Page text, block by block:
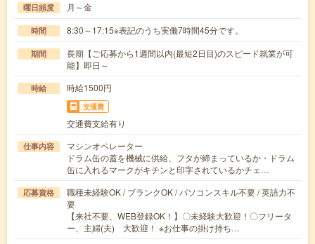
曜日頻度 月～金
時間 8:30～17:15※表記のうち実働7時間45分です。
期間
長期【ご応募から1週間以内(最短2日目)のスピード就業が可
能】即日～
時給 時給1500円
交通費
交通費支給有り
仕事内容
マシンオペレーター
ドラム缶の蓋を機械に供給、フタが締まっているか・ドラム
缶に入れるマークがキチンと印字されているかチェ…
応募資格
職種未経験OK / ブランクOK / パソコンスキル不要 / 英語力不
要
【来社不要、WEB登録OK！】〇未経験大歓迎！〇フリータ
ー、主婦(夫) 大歓迎！ ※お仕事の掛け持ち…